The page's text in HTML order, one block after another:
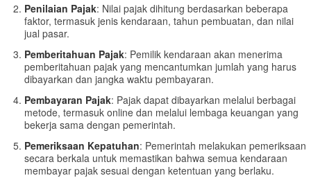
Penilaian Pajak: Nilai pajak dihitung berdasarkan beberapa
faktor, termasuk jenis kendaraan, tahun pembuatan, dan nilai
jual pasar.
Pemberitahuan Pajak: Pemilik kendaraan akan menerima
pemberitahuan pajak yang mencantumkan jumlah yang harus
dibayarkan dan jangka waktu pembayaran.
Pembayaran Pajak: Pajak dapat dibayarkan melalui berbagai
metode, termasuk online dan melalui lembaga keuangan yang
bekerja sama dengan pemerintah.
Pemeriksaan Kepatuhan: Pemerintah melakukan pemeriksaan
secara berkala untuk memastikan bahwa semua kendaraan
membayar pajak sesuai dengan ketentuan yang berlaku.